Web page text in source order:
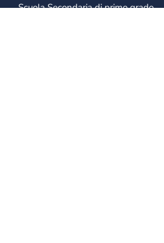
Scuola Secondaria di primo grado